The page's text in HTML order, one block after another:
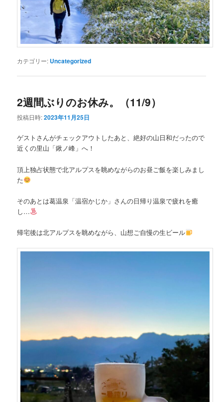
カテゴリー: Uncategorized
2週間ぶりのお休み。（11/9）
投稿日時:2023年11月25日
ゲストさんがチェックアウトしたあと、絶好の山日和だったので
近くの里山「鍬ノ峰」へ！
頂上独占状態で北アルプスを眺めながらのお昼ご飯を楽しみまし
た
そのあとは葛温泉「温宿かじか」さんの日帰り温泉で疲れを癒
し…
帰宅後は北アルプスを眺めながら、山想ご自慢の生ビール